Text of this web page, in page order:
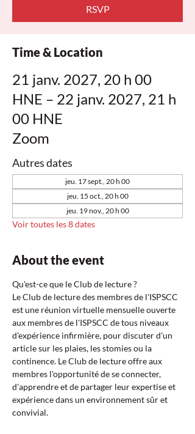
RSVP
Time & Location
21 janv. 2027, 20 h 00
HNE – 22 janv. 2027, 21 h
00 HNE
Zoom
Autres dates
jeu. 17 sept., 20 h 00
jeu. 15 oct., 20 h 00
jeu. 19 nov., 20 h 00
Voir toutes les 8 dates
About the event
Qu'est-ce que le Club de lecture ?
Le Club de lecture des membres de l'ISPSCC
est une réunion virtuelle mensuelle ouverte
aux membres de l'ISPSCC de tous niveaux
d'expérience infirmière, pour discuter d'un
article sur les plaies, les stomies ou la
continence. Le Club de lecture offre aux
membres l'opportunité de se connecter,
d'apprendre et de partager leur expertise et
expérience dans un environnement sûr et
convivial.